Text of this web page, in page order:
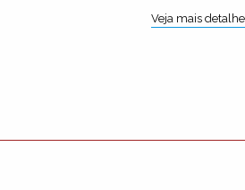
Veja mais